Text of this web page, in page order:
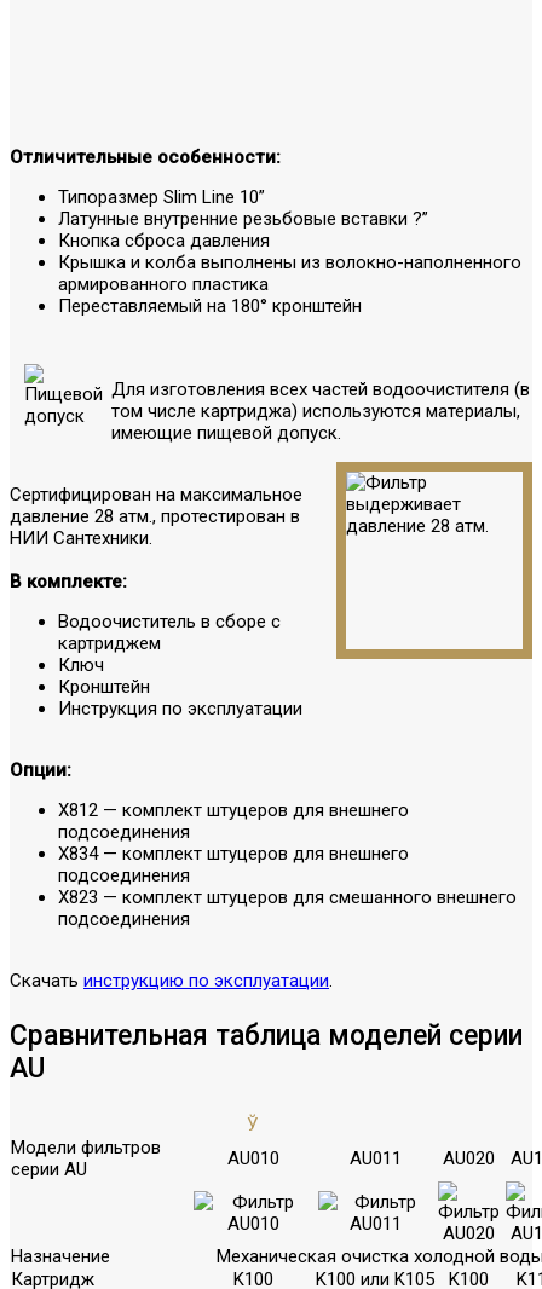
Отличительные особенности:
Типоразмер Slim Line 10”
Латунные внутренние резьбовые вставки ?”
Кнопка сброса давления
Крышка и колба выполнены из волокно-наполненного
армированного пластика
Переставляемый на 180° кронштейн
Для изготовления всех частей водоочистителя (в
том числе картриджа) используются материалы,
имеющие пищевой допуск.
Сертифицирован на максимальное
давление 28 атм., протестирован в
НИИ Сантехники.
В комплекте:
Водоочиститель в сборе с
картриджем
Ключ
Кронштейн
Инструкция по эксплуатации
Опции:
X812 — комплект штуцеров для внешнего
подсоединения
X834 — комплект штуцеров для внешнего
подсоединения
X823 — комплект штуцеров для смешанного внешнего
подсоединения
Скачать инструкцию по эксплуатации.
Сравнительная таблица моделей серии
AU
Ў
Модели фильтров
серии AU
AU010 AU011 AU020
Назначение
Механическая очистка холодной
Картридж
K100 K100 или K105 K100